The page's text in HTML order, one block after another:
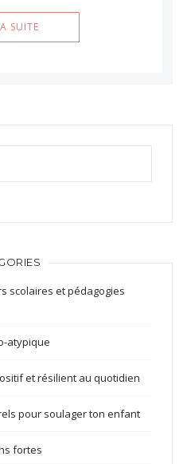
SUITE
scolaires et pédagogies
atypique
et résilient au quotidien
pour soulager ton enfant
fortes